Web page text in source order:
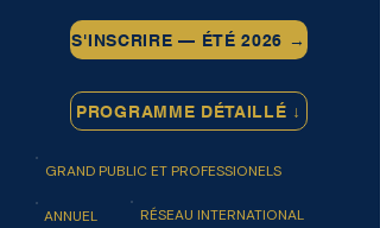
S'INSCRIRE — ÉTÉ 2026 →
PROGRAMME DÉTAILLÉ ↓
GRAND PUBLIC ET PROFESSIONELS
ANNUEL RÉSEAU INTERNATIONAL